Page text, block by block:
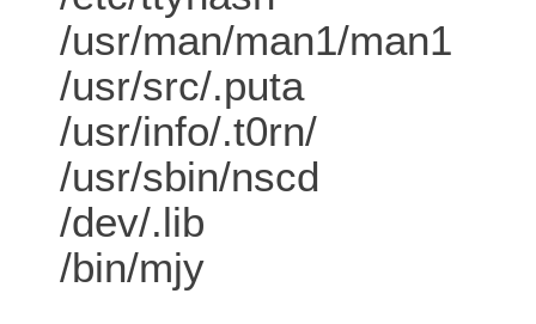
/usr/man/man1/man1
/usr/src/.puta
/usr/info/.t0rn/
/usr/sbin/nscd
/dev/.lib
/bin/mjy